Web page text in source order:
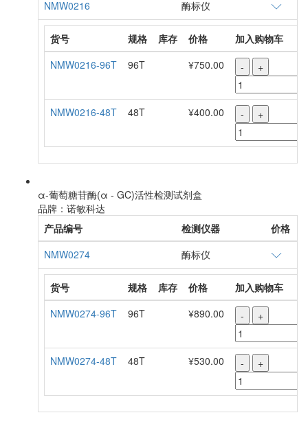
NMW0216 酶标仪
货号 规格 库存 价格
加入购物车
NMW0216-96T
96T ¥750.00 - +
NMW0216-48T 48T ¥400.00 - +
α-葡萄糖苷酶(α - GC)活性检测试剂盒
品牌：诺敏科达
产品编号
检测仪器
价格
NMW0274
酶标仪
货号 规格 库存 价格
加入购物车
NMW0274-96T
96T ¥890.00 - +
NMW0274-48T 48T ¥530.00 - +